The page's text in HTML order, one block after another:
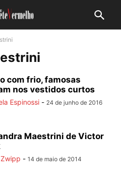
com frio, famosas
nos vestidos curtos
Espinossi - 24 de junho de 2016
Maestrini de Victor
- 14 de maio de 2014